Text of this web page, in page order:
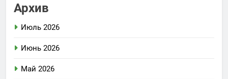
Архив
Июль 2026
Июнь 2026
Май 2026